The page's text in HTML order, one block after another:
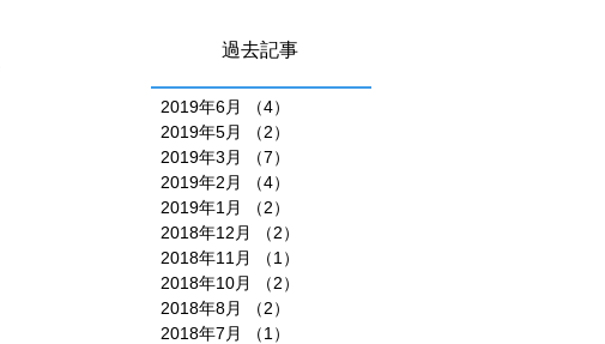
過去記事
2019年6月 （4）
2019年5月
（2）
2019年3月
（7）
2019年2月
（4）
2019年1月
（2）
2018年12月
（2）
2018年11月
（1）
2018年10月
（2）
2018年8月
（2）
2018年7月
（1）